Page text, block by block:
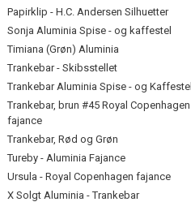
Papirklip - H.C. Andersen Silhuetter
Sonja Aluminia Spise - og kaffestel
Timiana (Grøn) Aluminia
Trankebar - Skibsstellet
Trankebar Aluminia Spise - og Kaffestel
Trankebar, brun #45 Royal Copenhagen
fajance
Trankebar, Rød og Grøn
Tureby - Aluminia Fajance
Ursula - Royal Copenhagen fajance
X Solgt Aluminia - Trankebar